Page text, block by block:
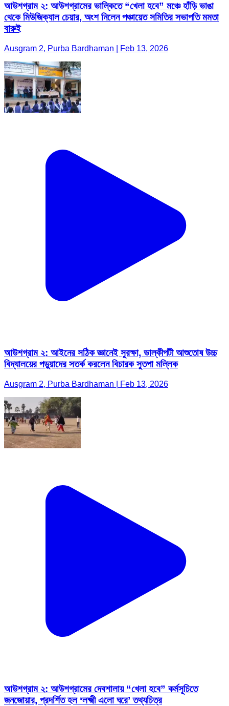
আউশগ্রাম ২: আউশগ্রামের ভাল্কিতে “খেলা হবে” মঞ্চে হাঁড়ি ভাঙা
থেকে মিউজিক্যাল চেয়ার, অংশ নিলেন পঞ্চায়েত সমিতির সভাপতি মমতা
বারুই
Ausgram 2, Purba Bardhaman | Feb 13, 2026
আউশগ্রাম ২: আইনের সঠিক জ্ঞানেই সুরক্ষা, ভাল্কীপটী আশুতোষ উচ্চ
বিদ্যালয়ের পড়ুয়াদের সতর্ক করলেন বিচারক সুতপা মল্লিক
Ausgram 2, Purba Bardhaman | Feb 13, 2026
আউশগ্রাম ২: আউশগ্রামের দেবশালায় “খেলা হবে” কর্মসূচিতে
জনজোয়ার, প্রদর্শিত হল ‘লক্ষ্মী এলো ঘরে’ তথ্যচিত্র